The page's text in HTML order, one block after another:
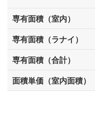
専有面積（室内）
専有面積（ラナイ）
専有面積（合計）
面積単価（室内面積）